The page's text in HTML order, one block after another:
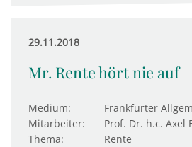
29.11.2018
Mr. Rente hört nie auf
Medium:
Frankfurter
Mitarbeiter:
Prof. Dr. h.c. Axel
Thema:
Rente